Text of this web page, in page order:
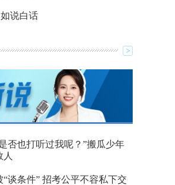
说白话
否也打听过我呢？”搬瓜少年
谈条件” 招考公平不容私下交